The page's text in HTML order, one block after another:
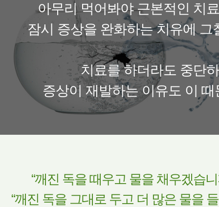
아무리 먹어봐야 근본적인 치
잠시 증상을 완화하는 치유에 그
치료를 하더라도 중단
증상이 재발하는 이유도 이 때
“깨진 독을 때우고 물을 채우겠습
“깨진 독을 그대로 두고 더 많은 물을